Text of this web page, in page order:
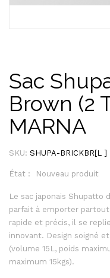
Sac
Brown (2
MARNA
SKU: SHUPA-BRICKBR[L ]
État : Nouveau produit
Le sac japonais Shupatto
parfait à emporter
rapide et précis, il se
innovant. Design soigné
(volume 15L, poids
maximum 15kgs).